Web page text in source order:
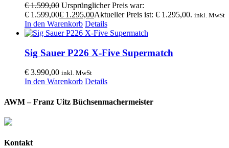
€1.599,00 Ursprünglicher Preis war:
€ 1.599,00€ 1.295,00Aktueller Preis ist: € 1.295,00. inkl. MwSt
In den Warenkorb Details
Sig Sauer P226 X-Five Supermatch
€ 3.990,00 inkl. MwSt
In den Warenkorb Details
AWM – Franz Uitz Büchsenmachermeister
Kontakt